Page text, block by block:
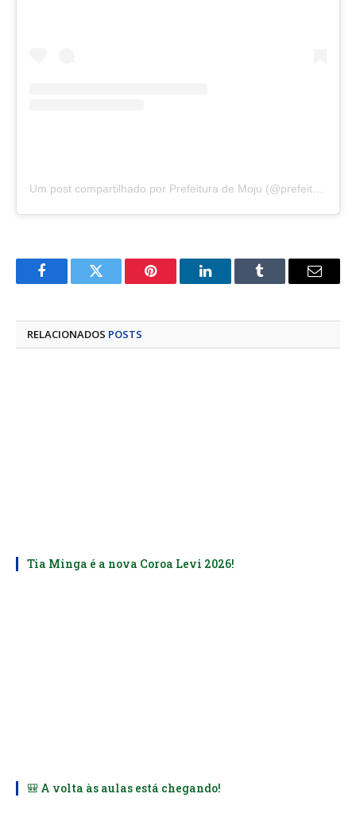
FacebookTwitter Pinterest LinkedInTumblr
E-
RELACIONADOS POSTS
Tia Minga é a nova Coroa Levi 2026!
🎒 A volta às aulas está chegando!